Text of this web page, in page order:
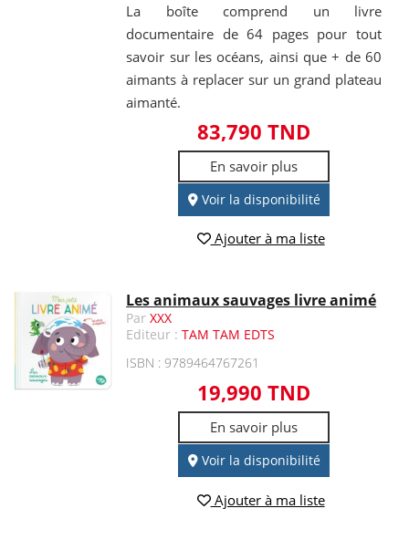
La boîte comprend un livre
documentaire de 64 pages pour tout
savoir sur les océans, ainsi que + de 60
aimants à replacer sur un grand plateau
aimanté.
83,790 TND
En savoir plus
Voir la disponibilité
Ajouter à ma liste
Les animaux sauvages livre animé
ParXXX
Editeur :TAM TAM EDTS
ISBN : 9789464767261
19,990 TND
En savoir plus
Voir la disponibilité
Ajouter à ma liste